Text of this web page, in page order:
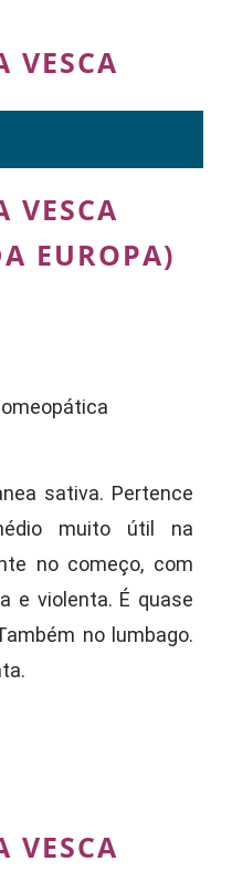
VESCA
VESCA
EUROPA)
sativa. Pertence
muito útil na
no começo, com
e violenta. É quase
no lumbago.
VESCA